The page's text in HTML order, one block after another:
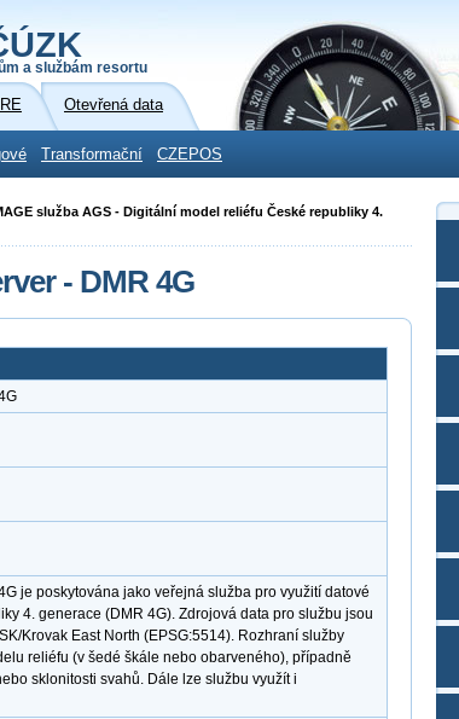
a službám resortu
Otevřená data
Transformační CZEPOS
služba AGS - Digitální model reliéfu České republiky 4.
- DMR 4G
je poskytována jako veřejná služba pro využití datové
4. generace (DMR 4G). Zdrojová data pro službu jsou
Krovak East North (EPSG:5514). Rozhraní služby
reliéfu (v šedé škále nebo obarveného), případně
sklonitosti svahů. Dále lze službu využít i